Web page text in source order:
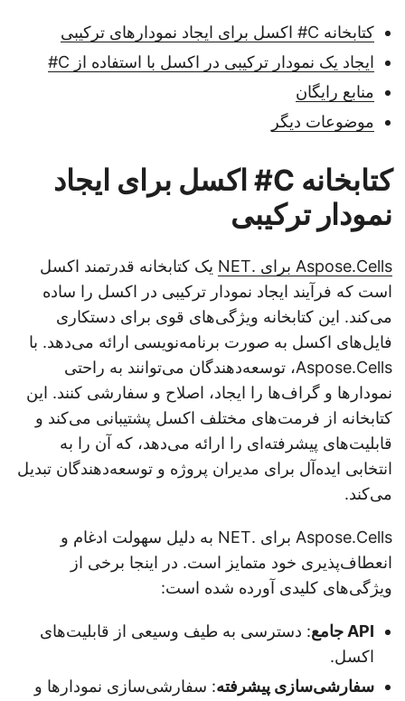
کتابخانه C# اکسل برای ایجاد نمودارهای ترکیبی
ایجاد یک نمودار ترکیبی در اکسل با استفاده از C#
منابع رایگان
موضوعات دیگر
کتابخانه C# اکسل برای ایجاد
نمودار ترکیبی
Aspose.Cells برای .NET
یک کتابخانه قدرتمند اکسل
است که فرآیند ایجاد نمودار ترکیبی در اکسل را ساده
می‌کند. این کتابخانه ویژگی‌های قوی برای دستکاری
فایل‌های اکسل به صورت برنامه‌نویسی ارائه می‌دهد. با
Aspose.Cells، توسعه‌دهندگان می‌توانند به راحتی
نمودارها و گراف‌ها را ایجاد، اصلاح و سفارشی کنند. این
کتابخانه از فرمت‌های مختلف اکسل پشتیبانی می‌کند و
قابلیت‌های پیشرفته‌ای را ارائه می‌دهد، که آن را به
انتخابی ایده‌آل برای مدیران پروژه و توسعه‌دهندگان تبدیل
می‌کند.
Aspose.Cells برای .NET به دلیل سهولت ادغام و
انعطاف‌پذیری خود متمایز است. در اینجا برخی از
ویژگی‌های کلیدی آورده شده است:
API جامع
: دسترسی به طیف وسیعی از قابلیت‌های
اکسل.
سفارشی‌سازی پیشرفته: سفارشی‌سازی نمودارها و